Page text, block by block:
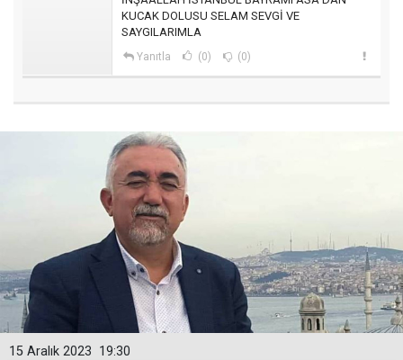
KUCAK DOLUSU SELAM SEVGİ VE
SAYGILARIMLA
Yanıtla (0) (0)
19:30
15 Aralık 2023